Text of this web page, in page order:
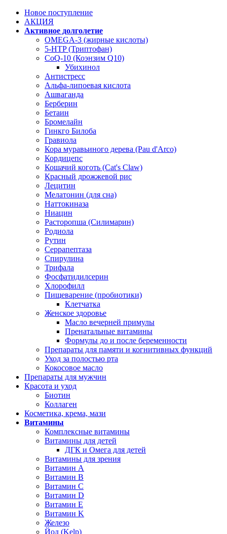
Новое поступление
АКЦИЯ
Активное долголетие
OMEGA-3 (жирные кислоты)
5-HTP (Триптофан)
CoQ-10 (Коэнзим Q10)
Убихинол
Антистресс
Альфа-липоевая кислота
Ашваганда
Берберин
Бетаин
Бромелайн
Гинкго Билоба
Гравиола
Кора муравьиного дерева (Pau d'Arco)
Кордицепс
Кошачий коготь (Cat's Claw)
Красный дрожжевой рис
Лецитин
Мелатонин (для сна)
Наттокиназа
Ниацин
Расторопша (Силимарин)
Родиола
Рутин
Серрапептаза
Спирулина
Трифала
Фосфатидилсерин
Хлорофилл
Пищеварение (пробиотики)
Клетчатка
Женское здоровье
Масло вечерней примулы
Пренатальные витамины
Формулы до и после беременности
Препараты для памяти и когнитивных функций
Уход за полостью рта
Кокосовое масло
Препараты для мужчин
Красота и уход
Биотин
Коллаген
Косметика, крема, мази
Витамины
Комплексные витамины
Витамины для детей
ДГК и Омега для детей
Витамины для зрения
Витамин А
Витамин В
Витамин C
Витамин D
Витамин Е
Витамин K
Железо
Йод (Kelp)